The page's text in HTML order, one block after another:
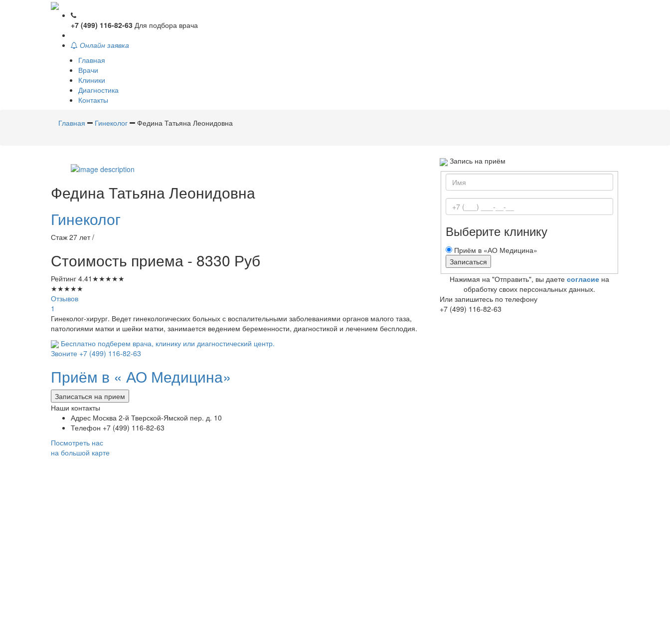
+7 (499) 116-82-63 Для подбора врача
Онлайн заявка
Главная
Врачи
Клиники
Диагностика
Контакты
Главная Гинеколог Федина Татьяна Леонидовна
ФединаТатьяна Леонидовна
Гинеколог
Стаж 27 лет /
Стоимость приема - 8330 Руб
Рейтинг 4.41 ★★★★★
★★★★★
Отзывов
1
Гинеколог-хирург. Ведет гинекологических больных с воспалительными заболеваниями органов малого таза,
патологиями матки и шейки матки, занимается ведением беременности, диагностикой и лечением бесплодия.
Бесплатно подберем врача, клинику или диагностический центр.
Звоните +7 (499) 116-82-63
Запись на приём
Выберите клинику
Приём в «АО Медицина»
Нажимая на "Отправить", вы даете согласие на
обработку своих персональных данных.
Или запишитесь по телефону
+7 (499) 116-82-63
Приём в « АО Медицина»
Записаться на прием
Наши контакты
Адрес Москва 2-й Тверской-Ямской пер. д. 10
Телефон +7 (499) 116-82-63
Посмотреть нас
на большой карте